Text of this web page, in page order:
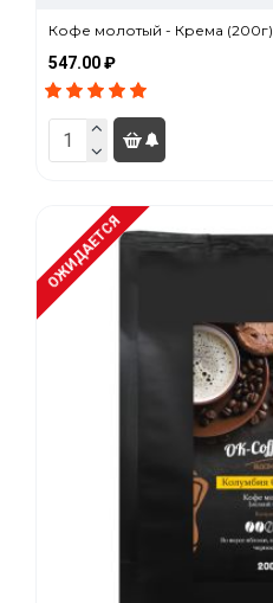
Кофе молотый - Крема (200г)
547.00 ₽
ОЖИДАЕТСЯ